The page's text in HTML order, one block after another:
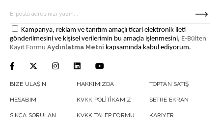
Kampanya, reklam ve tanıtım amaçlı ticari elektronik ileti
gönderilmesini ve kişisel verilerimin bu amaçla işlenmesini, E-Bülten
Kayıt Formu Aydınlatma Metni kapsamında kabul ediyorum.
BIZE ULAŞIN
HESABIM
SIKÇA SORULAN
HAKKIMIZDA
KVKK POLİTİKAMIZ
KVKK TALEP FORMU
TOPTAN SATIŞ
SETRE EKRAN
KARIYER